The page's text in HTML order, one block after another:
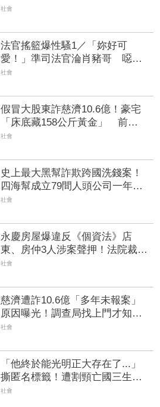
那8天」 神清氣爽現身高檔健身
社會
法官搖籃爆性騷1／「妳好可
愛！」準司法官淪肖豬哥 噁摸
正妹同學「從KTV到宿舍」
社會
假冒大股東詐慈濟10.6億！豪宅
「床底藏158公斤黃金」 前律
師公會理事長等17人起訴
社會
史上最大黑幫詐欺跨國洗錢案！
四海幫成立79間人頭公司一年漂
白84億元
社會
永慶房屋爆違反《個資法》店
東、房仲3人涉案聲押！法院裁定
全數交保 檢警查扣電磁設備
社會
慈濟遭詐10.6億「多年未報案」
原因曝光！調查局找上門才知遭
騙 急發3點聲明
社會
「他終於能光明正大存在了...」
撕匿名標籤！遭割頸亡國三生
「楊承勳」真名解禁 乾妹法庭
社會